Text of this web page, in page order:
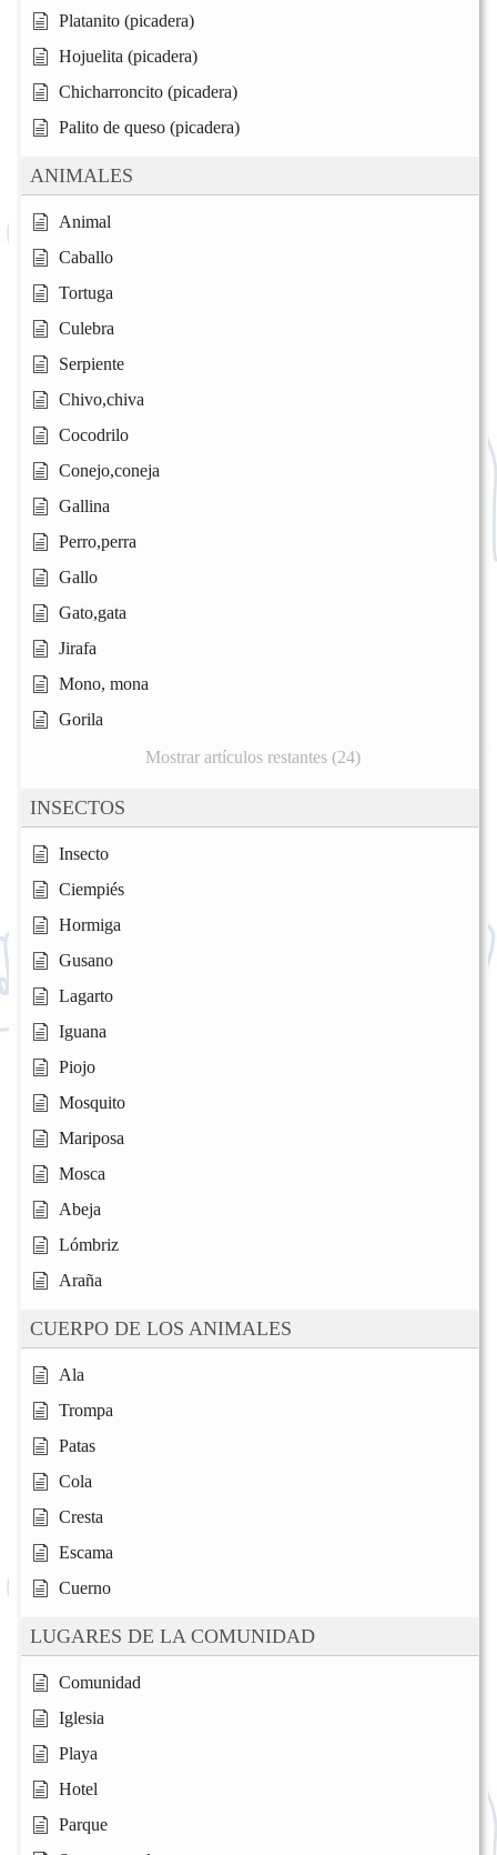
Platanito (picadera)
Hojuelita (picadera)
Chicharroncito (picadera)
Palito de queso (picadera)
ANIMALES
Animal
Caballo
Tortuga
Culebra
Serpiente
Chivo,chiva
Cocodrilo
Conejo,coneja
Gallina
Perro,perra
Gallo
Gato,gata
Jirafa
Mono, mona
Gorila
Mostrar artículos restantes (24)
INSECTOS
Insecto
Ciempiés
Hormiga
Gusano
Lagarto
Iguana
Piojo
Mosquito
Mariposa
Mosca
Abeja
Lómbriz
Araña
CUERPO DE LOS ANIMALES
Ala
Trompa
Patas
Cola
Cresta
Escama
Cuerno
LUGARES DE LA COMUNIDAD
Comunidad
Iglesia
Playa
Hotel
Parque